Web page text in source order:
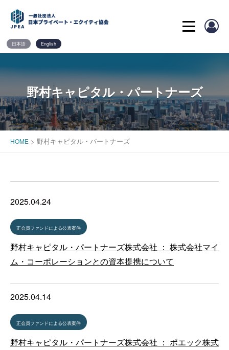
content
日本語 English
野村キャピタル・パートナーズ
HOME > 野村キャピタル・パートナーズ
2025.04.24
正会員ファンドによる公表案件
野村キャピタル・パートナーズ株式会社 ： 株式会社マイ
ム・コーポレーションとの資本提携について
2025.04.14
正会員ファンドによる公表案件
野村キャピタル・パートナーズ株式会社 ： ポエック株式